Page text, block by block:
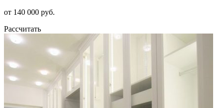
от 140 000 руб.
Рассчитать